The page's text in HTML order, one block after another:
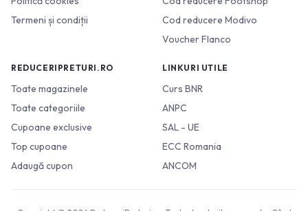
Termeni și condiții
Cod reducere Modivo
Voucher Flanco
REDUCERIPRETURI.RO
Toate magazinele
Toate categoriile
Cupoane exclusive
Top cupoane
Adaugă cupon
LINKURI UTILE
Curs BNR
ANPC
SAL - UE
ECC Romania
ANCOM